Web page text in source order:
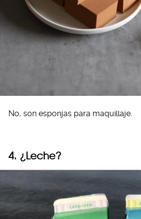
No, son esponjas para maquillaje.
4. ¿Leche?